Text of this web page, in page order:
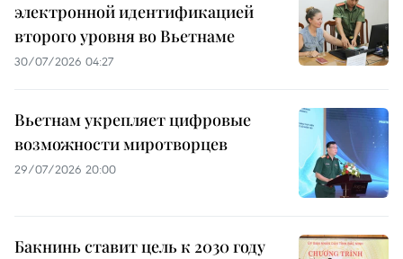
электронной идентификацией
второго уровня во Вьетнаме
30/07/2026 04:27
Вьетнам укрепляет цифровые
возможности миротворцев
29/07/2026 20:00
Бакнинь ставит цель к 2030 году